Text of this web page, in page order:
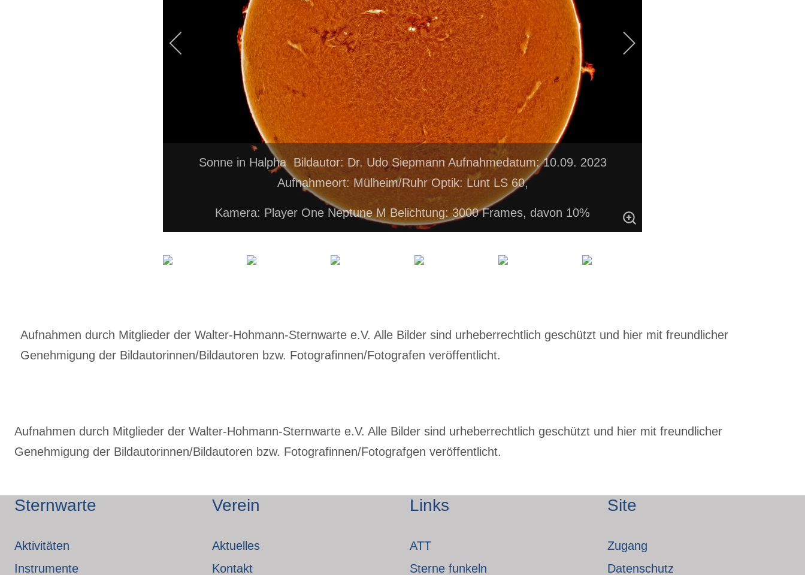
Sonne in Halpha Bildautor: Dr. Udo Siepmann Aufnahmedatum: 10.09. 2023
Aufnahmeort: Mülheim/Ruhr Optik: Lunt LS 60,
Kamera: Player One Neptune M Belichtung: 3000 Frames, davon 10%
Aufnahmen durch Mitglieder der Walter-Hohmann-Sternwarte e.V. Alle Bilder sind urheberrechtlich geschützt und hier mit freundlicher
Genehmigung der Bildautorinnen/Bildautoren bzw. Fotografinnen/Fotografen veröffentlicht.
Aufnahmen durch Mitglieder der Walter-Hohmann-Sternwarte e.V. Alle Bilder sind urheberrechtlich geschützt und hier mit freundlicher
Genehmigung der Bildautorinnen/Bildautoren bzw. Fotografinnen/Fotografgen veröffentlicht.
Sternwarte
Aktivitäten
Instrumente
Verein
Aktuelles
Kontakt
Links
ATT
Sterne funkeln
Site
Zugang
Datenschutz